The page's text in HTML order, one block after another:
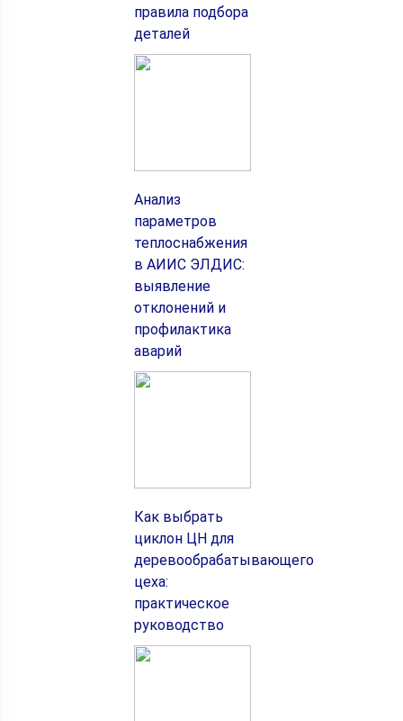
правила подбора
деталей
Анализ
параметров
теплоснабжения
в АИИС ЭЛДИС:
выявление
отклонений и
профилактика
аварий
Как выбрать
циклон ЦН для
деревообрабатывающего
цеха:
практическое
руководство